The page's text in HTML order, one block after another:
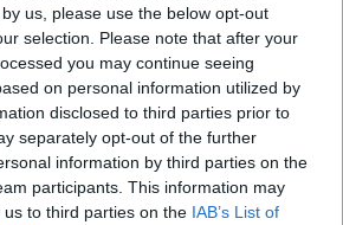
us, please use the below opt-out
selection. Please note that after your
you may continue seeing
on personal information utilized by
disclosed to third parties prior to
separately opt-out of the further
information by third parties on the
participants. This information may
to third parties on the IAB’s List of
2026